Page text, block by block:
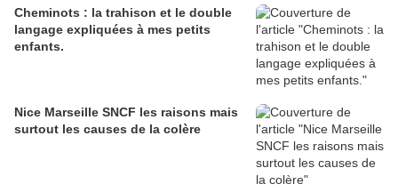
Cheminots : la trahison et le double
langage expliquées à mes petits
enfants.
Nice Marseille SNCF les raisons mais
surtout les causes de la colère